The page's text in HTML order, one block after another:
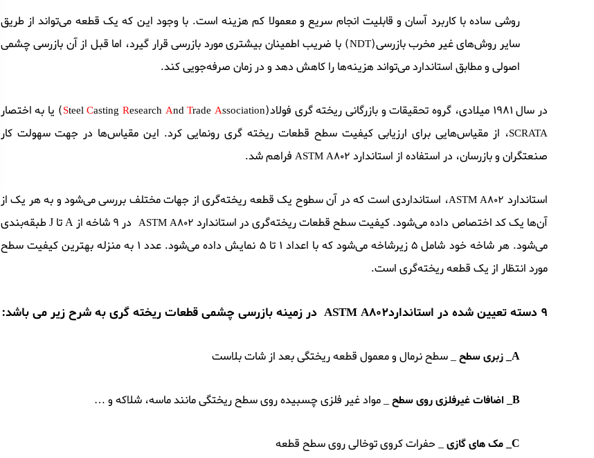
روشی ساده با کاربرد آسان و قابلیت انجام سریع و معمولا کم هزینه است. با وجود این که یک قطعه می‌تواند از طریق
سایر روش‌های غیر مخرب بازرسی(NDT) با ضریب اطمینان بیشتری مورد بازرسی قرار گیرد، اما قبل از آن بازرسی چشمی
اصولی و مطابق استاندارد می‌تواند هزینه‌ها را کاهش دهد و در زمان صرفه‌جویی کند.
در سال 1981 میلادی، گروه تحقیقات و بازرگانی ریخته گری فولاد( SteelCasting Research AndTradeAssociation ) یا به اختصار
SCRATA، از مقیاس‌هایی برای ارزیابی کیفیت سطح قطعات ریخته گری رونمایی کرد. این مقیاس‌ها در جهت سهولت کار
صنعتگران و بازرسان، در استفاده از استاندارد ASTM A802 فراهم شد.
استاندارد ASTM A802، استانداردی است که در آن سطوح یک قطعه ریخته‌گری از جهات مختلف بررسی می‌شود و به هر یک از
آن‌ها یک کد اختصاص داده می‌شود. کیفیت سطح قطعات ریخته‌گری در استاندارد ASTM A802
در 9 شاخه از A تا J طبقه‌بندی
می‌شود. هر شاخه خود شامل 5 زیرشاخه می‌شود که با اعداد 1 تا 5 نمایش داده می‌شود. عدد 1 به منزله بهترین کیفیت سطح
مورد انتظار از یک قطعه ریخته‌گری است.
9 دسته تعیین شده در استاندارد ASTM A802 در زمینه بازرسی چشمی قطعات ریخته گریبه شرح زیر می باشد:
A_ زبری سطح_ سطح نرمال و معمول قطعه ریختگی بعد از شات بلاست
B_ اضافات غیرفلزی روی سطح_ مواد غیر فلزی چسبیده روی سطح ریختگی مانند ماسه، شلاکه و …
C_ مک های گازی_ حفرات کروی توخالی روی سطح قطعه